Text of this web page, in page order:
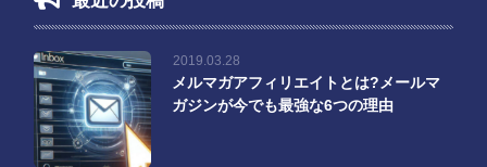
2019.03.28
メルマガアフィリエイトとは?メールマ
ガジンが今でも最強な6つの理由